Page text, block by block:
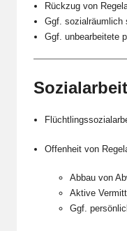
Rückzug von
Ggf. sozialräumlich
Ggf. unbearbeitete
Offenheit von
Abbau von
Aktive
Ggf.